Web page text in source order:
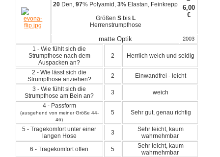
20 Den,97% Polyamid,3% Elastan, Feinkrepp
Größen Sbis L
Herrenstrumpfhose
6,00
€
matte Optik 2003
1 - Wie fühlt sich die
Strumpfhose nach dem
Auspacken an?
2 Herrlich weich und seidig
2 - Wie lässt sich die
Strumpfhose anziehen?
2
Einwandfrei - leicht
3 - Wie fühlt sich die
Strumpfhose am Bein an?
3
weich
4 - Passform
(ausgehend von meiner Größe 44-
46)
5 Sehr gut, genau richtig
5 - Tragekomfort unter einer
langen Hose
3
Sehr leicht, kaum
wahrnehmbar
6 - Tragekomfort offen
5
Sehr leicht, kaum
wahrnehmbar